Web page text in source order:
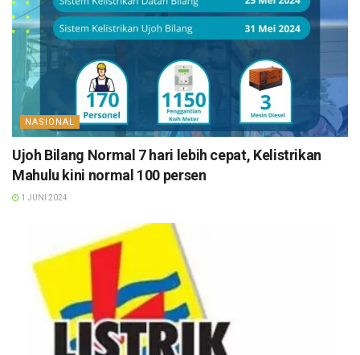
NASIONAL
Ujoh Bilang Normal 7 hari lebih cepat, Kelistrikan
Mahulu kini normal 100 persen
1 JUNI 2024